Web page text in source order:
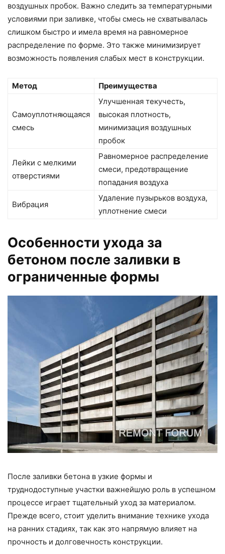
воздушных пробок. Важно следить за температурными
условиями при заливке, чтобы смесь не схватывалась
слишком быстро и имела время на равномерное
распределение по форме. Это также минимизирует
возможность появления слабых мест в конструкции.
Метод Преимущества
Самоуплотняющаяся
смесь
Улучшенная текучесть,
высокая плотность,
минимизация воздушных
пробок
Лейки с мелкими
отверстиями
Равномерное распределение
смеси, предотвращение
попадания воздуха
Вибрация
Удаление пузырьков воздуха,
уплотнение смеси
Особенности ухода за
бетоном после заливки в
ограниченные формы
После заливки бетона в узкие формы и
труднодоступные участки важнейшую роль в успешном
процессе играет тщательный уход за материалом.
Прежде всего, стоит уделить внимание технике ухода
на ранних стадиях, так как это напрямую влияет на
прочность и долговечность конструкции.